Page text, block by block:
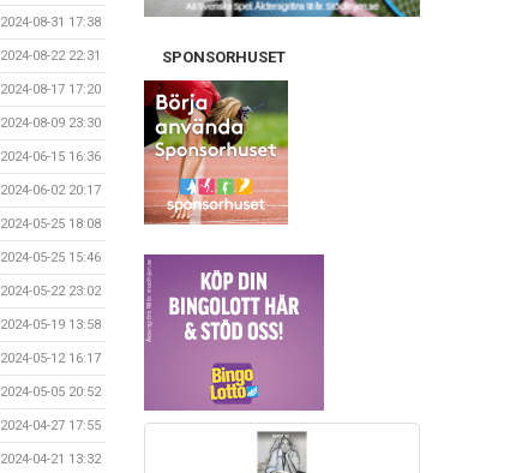
2024-08-31 17:38
2024-08-22 22:31
2024-08-17 17:20
2024-08-09 23:30
2024-06-15 16:36
2024-06-02 20:17
2024-05-25 18:08
2024-05-25 15:46
2024-05-22 23:02
2024-05-19 13:58
2024-05-12 16:17
2024-05-05 20:52
2024-04-27 17:55
2024-04-21 13:32
SPONSORHUSET